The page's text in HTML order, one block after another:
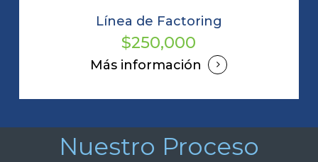
Línea de Factoring
$250,000
Más información
Nuestro Proceso